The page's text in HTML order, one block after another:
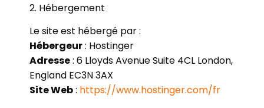
2. Hébergement
Le site est hébergé par :
Hébergeur: Hostinger
Adresse: 6 Lloyds Avenue Suite 4CL London,
England EC3N 3AX
Site Web: https://www.hostinger.com/fr